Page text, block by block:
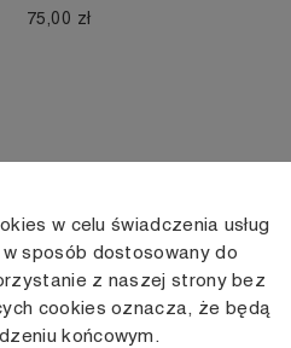
75,00 zł
KONTO
Moje konto
Historia
INFORMACJE
Dostawa
w celu świadczenia usług
sposób dostosowany do
z naszej strony bez
cookies oznacza, że będą
końcowym.